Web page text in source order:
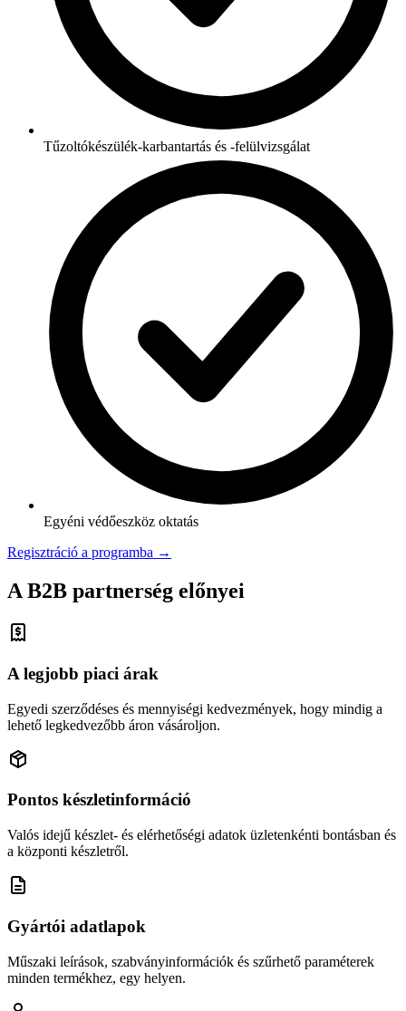
Tűzoltókészülék-karbantartás és -felülvizsgálat
Egyéni védőeszköz oktatás
Regisztráció a programba →
A B2B partnerség előnyei
A legjobb piaci árak
Egyedi szerződéses és mennyiségi kedvezmények, hogy mindig a
lehető legkedvezőbb áron vásároljon.
Pontos készletinformáció
Valós idejű készlet- és elérhetőségi adatok üzletenkénti bontásban és
a központi készletről.
Gyártói adatlapok
Műszaki leírások, szabványinformációk és szűrhető paraméterek
minden termékhez, egy helyen.